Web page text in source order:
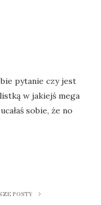
pytanie czy jest
w jakiejś mega
sobie, że no
POSTY